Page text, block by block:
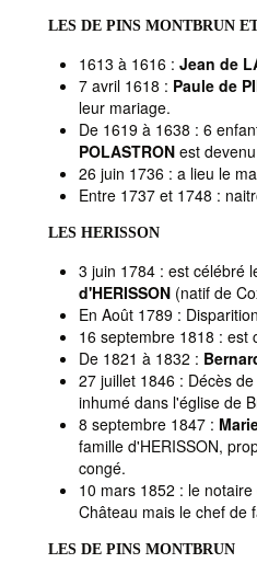
LES DE PINS MONTBRUN
1613 à 1616 : Jean de
7 avril 1618 : Paule de
leur mariage.
De 1619 à 1638 : 6
POLASTRONest
26 juin 1736 : a lieu le
Entre 1737 et 1748 :
LES HERISSON
3 juin 1784 : est célébré
d'HERISSON(natif de
En Août 1789 :
16 septembre 1818 : est
De 1821 à 1832 :
27 juillet 1846 : Décès de
inhumé dans l'église de
8 septembre 1847 :
famille d'HERISSON,
congé.
10 mars 1852 : le
Château mais le chef de
LES DE PINS MONTBRUN